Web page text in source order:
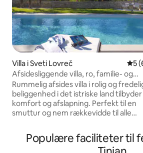
Villa i Sveti Lovreč 55
Afsidesliggende villa, ro, familie- og
kæledyrsvenlig
Rummelig afsides villa i rolig og
beliggenhed i det istriske land tilbyder
komfort og afslapning. Perfekt til en
smuttur og nem rækkevidde til alle
område giver villaen privatliv, fredeligt
og sikkert komfort sted i beroligende
Populære faciliteter til